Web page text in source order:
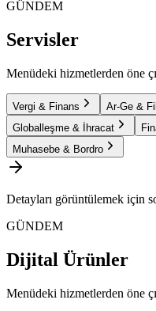
GÜNDEM
Servisler
Menüdeki hizmetlerden öne
Vergi & Finans Ar-Ge &
Globalleşme & İhracat
Muhasebe & Bordro
Detayları görüntülemek için
GÜNDEM
Dijital Ürünler
Menüdeki hizmetlerden öne